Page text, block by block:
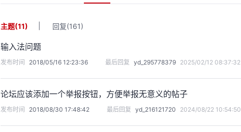
主题(11) 回复(161)
输入法问题
发布时间 2018/05/16 12:23:36 最后回复 yd_295778379 2025/02/12 08:37:32
论坛应该添加一个举报按钮，方便举报无意义的帖子
发布时间 2018/08/30 17:48:42 最后回复 yd_216121720 2024/08/22 10:54:50